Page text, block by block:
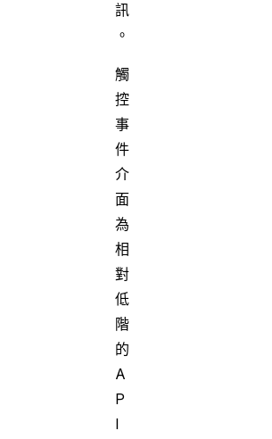
訊
。
觸
控
事
件
介
面
為
相
對
低
階
的
A
P
I